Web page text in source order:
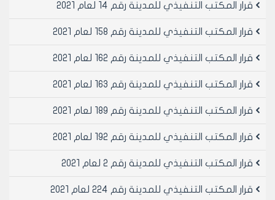
قرار المكتب التنفيذي للمدينة رقم 14 لعام 2021
قرار المكتب التنفيذي للمدينة رقم 158 لعام 2021
قرار المكتب التنفيذي للمدينة رقم 162 لعام 2021
قرار المكتب التنفيذي للمدينة رقم 163 لعام 2021
قرار المكتب التنفيذي للمدينة رقم 189 لعام 2021
قرار المكتب التنفيذي للمدينة رقم 192 لعام 2021
قرار المكتب التنفيذي للمدينة رقم 2 لعام 2021
قرار المكتب التنفيذي للمدينة رقم 224 لعام 2021